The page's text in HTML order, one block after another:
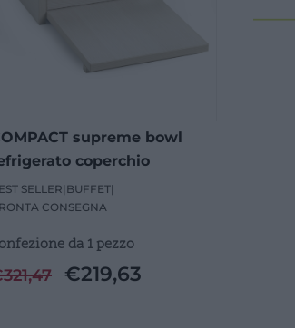
supreme bowl
coperchio
SELLER| BUFFET|
CONSEGNA
da 1 pezzo
321,47 €219,63